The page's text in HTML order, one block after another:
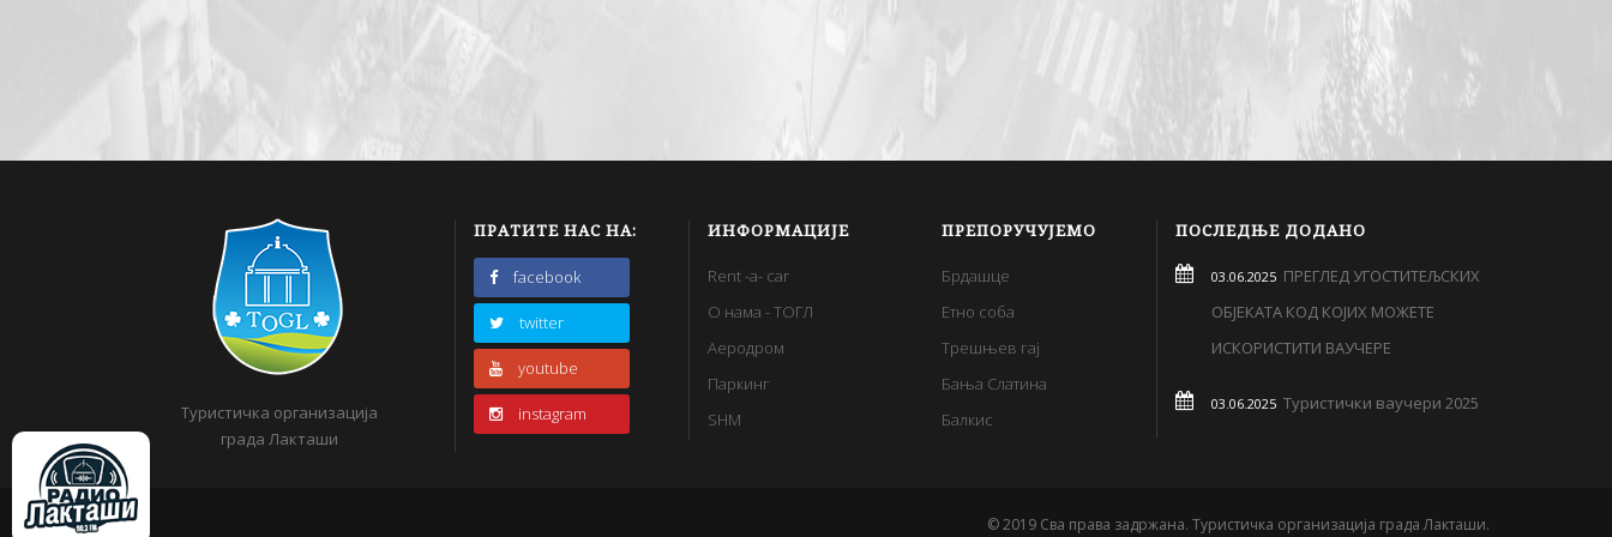
Туристичка организација
града Лакташи
ПРАТИТЕ НАС НА:
facebook
twitter
youtube
instagram
ИНФОРМАЦИЈЕ
Rent -a- car
О нама - ТОГЛ
Аеродром
Паркинг
SHM
ПРЕПОРУЧУЈЕМО
Брдашце
Етно соба
Трешњев гај
Бања Слатина
Балкис
ПОСЛЕДЊЕ ДОДАНО
03.06.2025ПРЕГЛЕД УГОСТИТЕЉСКИХ
ОБЈЕКАТА КОД КОЈИХ МОЖЕТЕ
ИСКОРИСТИТИ ВАУЧЕРЕ
03.06.2025Туристички ваучери 2025
© 2019 Сва права задржана. Туристичка организација града Лакташи.